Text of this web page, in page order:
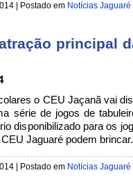
| Postado em Notícias Jaguaré
principal
o CEU Jaçanã vai
série de jogos de
disponibilizado para os
CEU Jaguaré podem
| Postado em Notícias Jaguaré